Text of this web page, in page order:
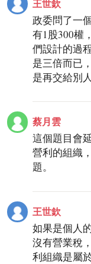
王世欽
政委問了一
有1股300權
們設計的過
是三倍而已
是再交給別
蔡月雲
這個題目會
營利的組織
題。
王世欽
如果是個人
沒有營業稅
利組織是屬